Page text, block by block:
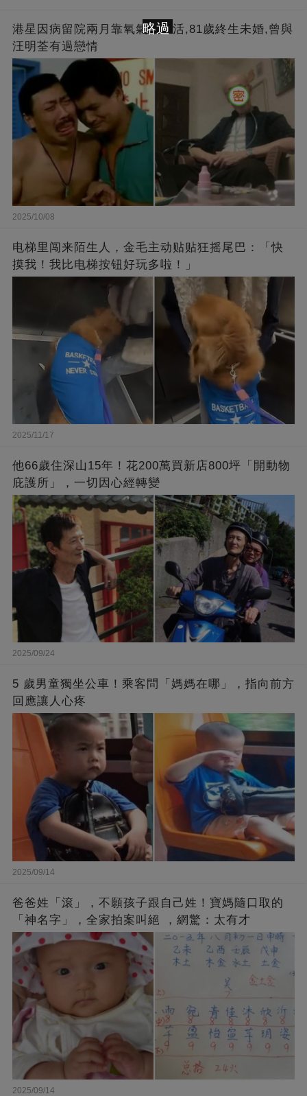
港星因病留院兩月靠氧氣機生活,81歲終生未婚,曾與
汪明荃有過戀情
2025/10/08
电梯里闯来陌生人，金毛主动贴贴狂摇尾巴：「快
摸我！我比电梯按钮好玩多啦！」
2025/11/17
他66歲住深山15年！花200萬買新店800坪「開動物
庇護所」，一切因心經轉變
2025/09/24
5 歲男童獨坐公車！乘客問「媽媽在哪」，指向前方
回應讓人心疼
2025/09/14
爸爸姓「滾」，不願孩子跟自己姓！寶媽隨口取的
「神名字」，全家拍案叫絕 ，網驚：太有才
2025/09/14
略過